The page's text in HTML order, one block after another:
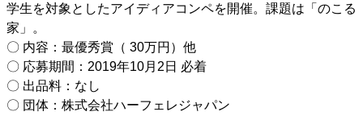
学生を対象としたアイディアコンペを開催。課題は「のこる
家」。
〇 内容：最優秀賞（ 30万円）他
〇 応募期間：2019年10月2日 必着
〇 出品料：なし
〇 団体：株式会社ハーフェレジャパン